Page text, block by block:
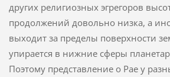
других религиозных эгрегоров
продолжений довольно низка, а
выходит за пределы поверхности
упирается в нижние сферы
Поэтому представление о Рае у